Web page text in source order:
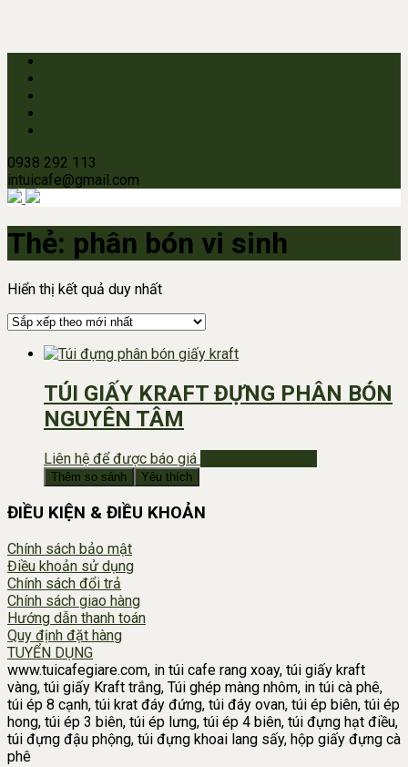
0938 292 113
intuicafe@gmail.com
Thẻ: phân bón vi sinh
Hiển thị kết quả duy nhất
TÚI GIẤY KRAFT ĐỰNG PHÂN BÓN
NGUYÊN TÂM
Liên hệ để được báo giá
Thêm so sánh Yêu thích
ĐIỀU KIỆN & ĐIỀU KHOẢN
Chính sách bảo mật
Điều khoản sử dụng
Chính sách đổi trả
Chính sách giao hàng
Hướng dẫn thanh toán
Quy định đặt hàng
TUYỂN DỤNG
www.tuicafegiare.com, in túi cafe rang xoay, túi giấy kraft
vàng, túi giấy Kraft trắng, Túi ghép màng nhôm, in túi cà phê,
túi ép 8 cạnh, túi krat đáy đứng, túi đáy ovan, túi ép biên, túi ép
hong, túi ép 3 biên, túi ép lưng, túi ép 4 biên, túi đựng hạt điều,
túi đựng đậu phộng, túi đựng khoai lang sấy, hộp giấy đựng cà
phê